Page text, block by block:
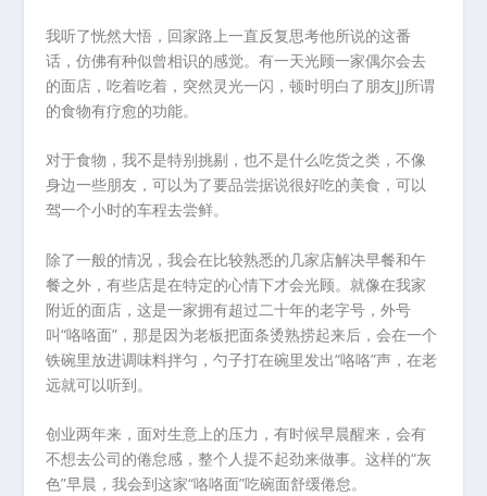
我听了恍然大悟，回家路上一直反复思考他所说的这番
话，仿佛有种似曾相识的感觉。有一天光顾一家偶尔会去
的面店，吃着吃着，突然灵光一闪，顿时明白了朋友JJ所谓
的食物有疗愈的功能。
对于食物，我不是特别挑剔，也不是什么吃货之类，不像
身边一些朋友，可以为了要品尝据说很好吃的美食，可以
驾一个小时的车程去尝鲜。
除了一般的情况，我会在比较熟悉的几家店解决早餐和午
餐之外，有些店是在特定的心情下才会光顾。就像在我家
附近的面店，这是一家拥有超过二十年的老字号，外号
叫“咯咯面”，那是因为老板把面条烫熟捞起来后，会在一个
铁碗里放进调味料拌匀，勺子打在碗里发出“咯咯”声，在老
远就可以听到。
创业两年来，面对生意上的压力，有时候早晨醒来，会有
不想去公司的倦怠感，整个人提不起劲来做事。这样的“灰
色”早晨，我会到这家“咯咯面”吃碗面舒缓倦怠。